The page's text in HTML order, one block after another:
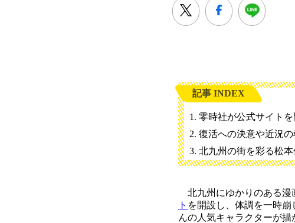
記事 INDEX
零時社が公式サイトを
復活への決意や近況
北九州の街を彩る松本
北九州にゆかりのある漫
ト を開設し、体調を一時
んの人気キャラクターが描